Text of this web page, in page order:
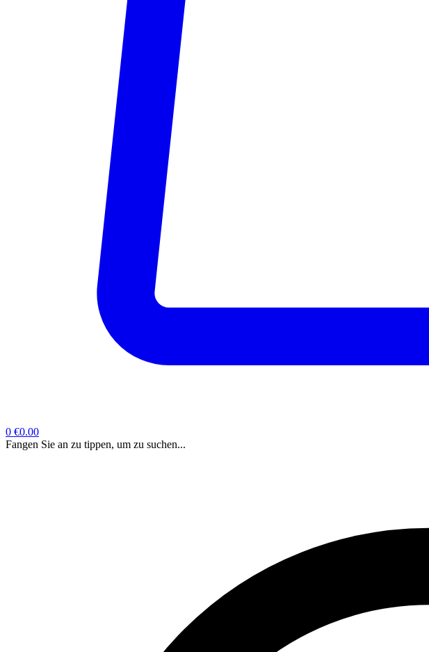
0 €0.00
Fangen Sie an zu tippen, um zu suchen...